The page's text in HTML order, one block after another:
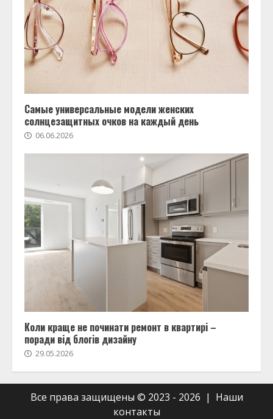
Самые универсальные модели женских
солнцезащитных очков на каждый день
06.06.2026
Коли краще не починати ремонт в квартирі –
поради від блогів дизайну
29.05.2026
Все права защищены © 2023 - 2026 | Наши
контакты